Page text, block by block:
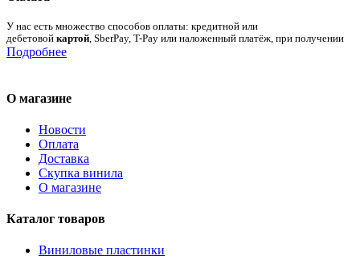
У нас есть множество способов оплаты: кредитной или
дебетовой картой, SberPay, T-Pay или наложенный платёж, при получении
Подробнее
О магазине
Новости
Оплата
Доставка
Скупка винила
О магазине
Каталог товаров
Виниловые пластинки